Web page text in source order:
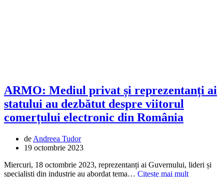
ARMO: Mediul privat și reprezentanți ai
statului au dezbătut despre viitorul
comerțului electronic din România
de Andreea Tudor
19 octombrie 2023
Miercuri, 18 octombrie 2023, reprezentanți ai Guvernului, lideri și
specialiști din industrie au abordat tema… Citește mai mult